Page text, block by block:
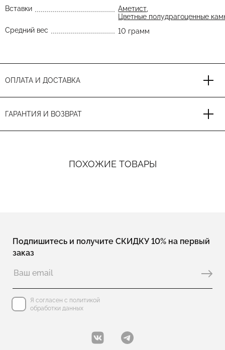
Вставки
Аметист
Цветные полудрагоценные
Средний вес
10 грамм
ОПЛАТА И ДОСТАВКА
ГАРАНТИЯ И ВОЗВРАТ
ПОХОЖИЕ ТОВАРЫ
Подпишитесь и получите СКИДКУ 10% на первый
заказ
Я согласен с политикой
обработки данных